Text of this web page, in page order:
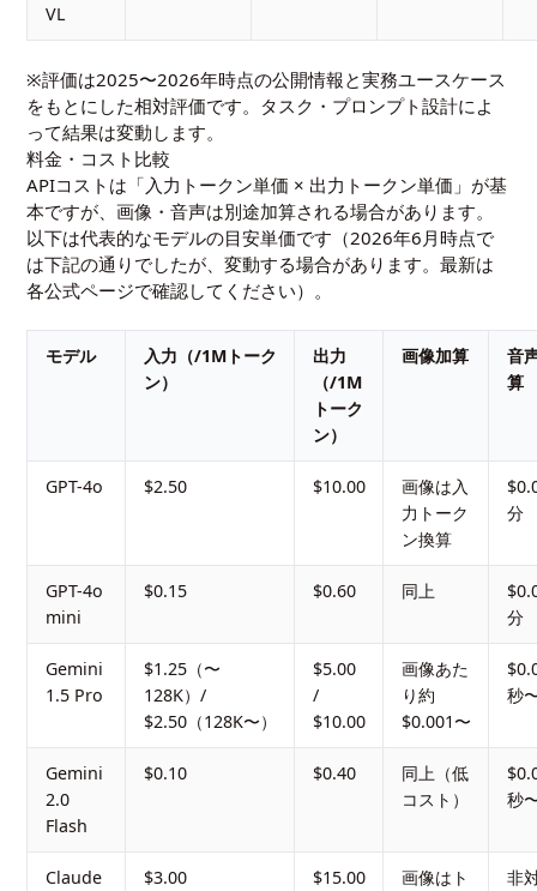
VL
※評価は2025〜2026年時点の公開情報と実務ユースケース
をもとにした相対評価です。タスク・プロンプト設計によ
って結果は変動します。
料金・コスト比較
APIコストは「入力トークン単価 × 出力トークン単価」が基
本ですが、画像・音声は別途加算される場合があります。
以下は代表的なモデルの目安単価です（2026年6月時点で
は下記の通りでしたが、変動する場合があります。最新は
各公式ページで確認してください）。
モデル
入力（/1Mトーク
ン）
出力
（/1M
トーク
ン）
画像加算
音
算
GPT-4o $2.50 $10.00
画像は入
力トーク
ン換算
分
GPT-4o
mini
$0.15 $0.60 同上
分
Gemini
1.5 Pro
$1.25（〜
128K）/
$2.50（128K〜）
$5.00
/
$10.00
画像あた
り約
$0.001〜
秒
Gemini
2.0
Flash
$0.10 $0.40
同上（低
コスト）
秒
Claude
$3.00 $15.00
画像はト
非